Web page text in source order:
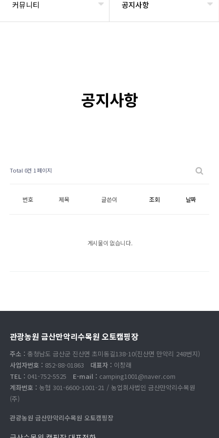
커뮤니티 공지사항
공지사항
Total 0건 1 페이지
번호 제목 글쓴이 조회 날짜
게시물이 없습니다.
관광농원 금산만악리수목원 오토캠핑장
주소 : 충청남도 금산군 진산면 초미동길138-10(진산면 만악리 248번지)
사업자번호 : 852-88-01863 대표자 : 이창래
TEL : 041-752-5525 E-mail : camping1001@naver.com
계좌번호 : 농협 301-6600-1001-21 / 농업회사법인 금산만악리수목원
(주)
관광농원 금산만악리수목원 오토캠핑장